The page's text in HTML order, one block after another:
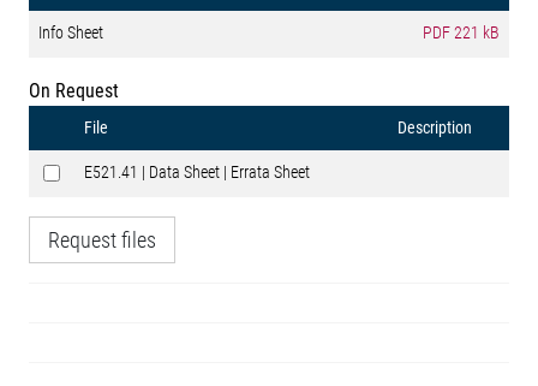
Info Sheet PDF221 kB
On Request
File Description
E521.41 | Data Sheet | Errata Sheet
Request files